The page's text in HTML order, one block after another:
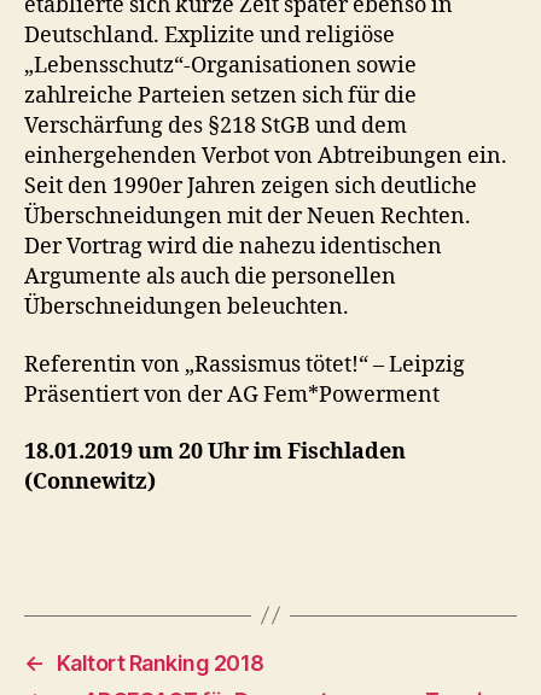
etablierte sich kurze Zeit später ebenso in
Deutschland. Explizite und religiöse
„Lebensschutz“-Organisationen sowie
zahlreiche Parteien setzen sich für die
Verschärfung des §218 StGB und dem
einhergehenden Verbot von Abtreibungen ein.
Seit den 1990er Jahren zeigen sich deutliche
Überschneidungen mit der Neuen Rechten.
Der Vortrag wird die nahezu identischen
Argumente als auch die personellen
Überschneidungen beleuchten.
Referentin von „Rassismus tötet!“ – Leipzig
Präsentiert von der AG Fem*Powerment
18.01.2019 um 20 Uhr im Fischladen
(Connewitz)
←
Kaltort Ranking 2018